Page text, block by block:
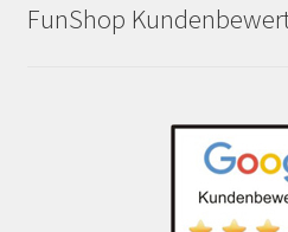
FunShop